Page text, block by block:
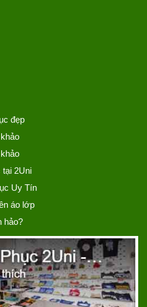
đẹp
tại 2Uni
Uy Tín
áo lớp
hảo?